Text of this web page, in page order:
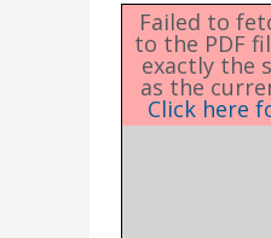
Failed to
to the PDF
exactly the
as the
Click here